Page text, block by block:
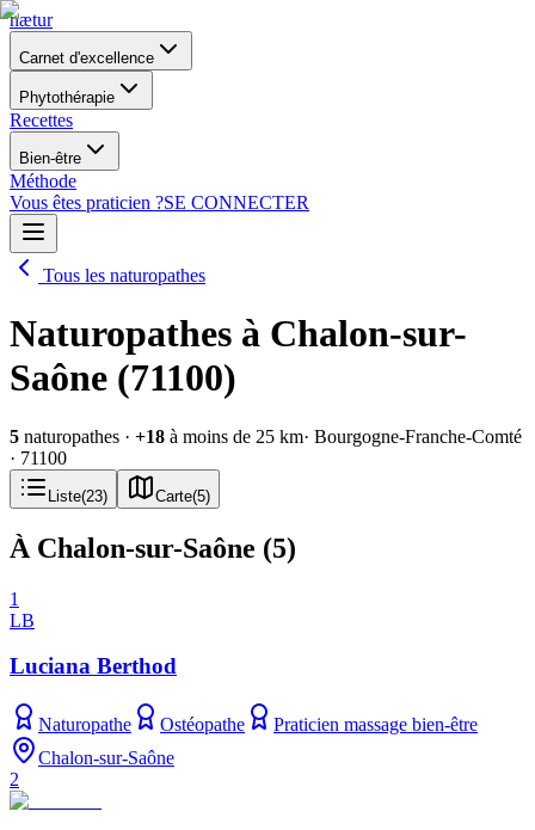
nætur
Carnet d'excellence
Phytothérapie
Recettes
Bien-être
Méthode
Vous êtes praticien ?SE CONNECTER
Tous les naturopathes
Naturopathes à Chalon-sur-
Saône (71100)
5 naturopathes · +18 à moins de 25 km· Bourgogne-Franche-Comté
· 71100
Liste(23) Carte(5)
À Chalon-sur-Saône (5)
1
LB
Luciana Berthod
Naturopathe Ostéopathe
Praticien massage bien-être
Chalon-sur-Saône
2